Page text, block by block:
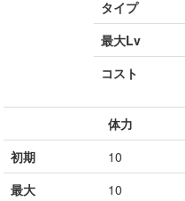
タイプ
最大Lv
コスト
体力
初期
10
最大
10